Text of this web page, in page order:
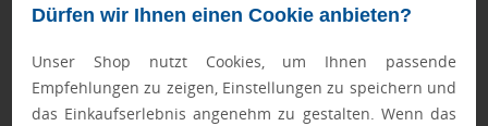
Dürfen wir Ihnen einen Cookie anbieten?
Unser Shop nutzt Cookies, um Ihnen passende
Empfehlungen zu zeigen, Einstellungen zu speichern und
das Einkaufserlebnis angenehm zu gestalten. Wenn das
Qualitätssicherung
Zusatzinformation